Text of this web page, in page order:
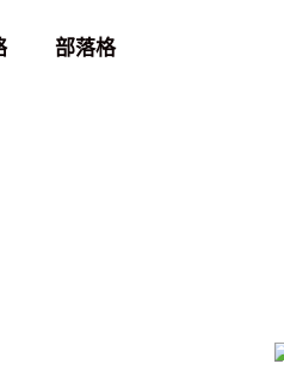
部落格